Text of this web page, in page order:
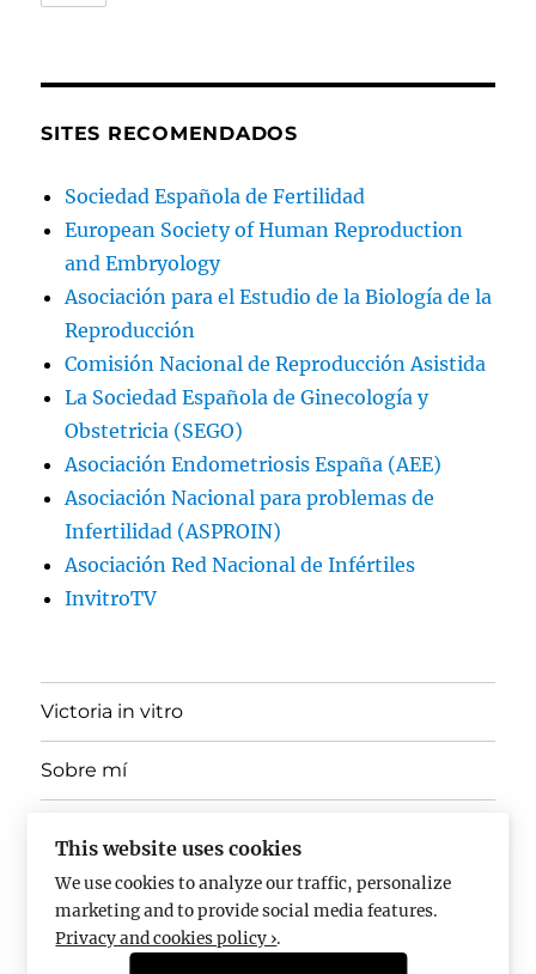
SITES RECOMENDADOS
Sociedad Española de Fertilidad
European Society of Human Reproduction
and Embryology
Asociación para el Estudio de la Biología de la
Reproducción
Comisión Nacional de Reproducción Asistida
La Sociedad Española de Ginecología y
Obstetricia (SEGO)
Asociación Endometriosis España (AEE)
Asociación Nacional para problemas de
Infertilidad (ASPROIN)
Asociación Red Nacional de Infértiles
InvitroTV
Victoria in vitro
Sobre mí
inferior
En los medios
Pregúntame
This website uses cookies
We use cookies to analyze our traffic, personalize
marketing and to provide social media features.
Privacy and cookies policy ›.